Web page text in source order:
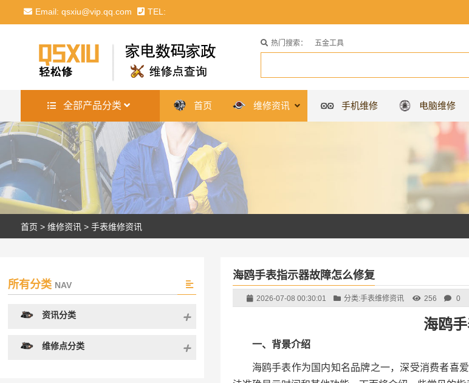
Email: qsxiu@vip.qq.com TEL:
热门搜索： 五金工具
全部产品分类 首页 维修资讯 手机维修 电脑维修
首页 > 维修资讯 > 手表维修资讯
海鸥手表指示器故障怎么修复
2026-07-08 00:30:01 分类:手表维修资讯 256 0
海鸥
一、背景介绍
海鸥手表作为国内知名品牌之一，深受消费者喜
所有分类 NAV
资讯分类
维修点分类